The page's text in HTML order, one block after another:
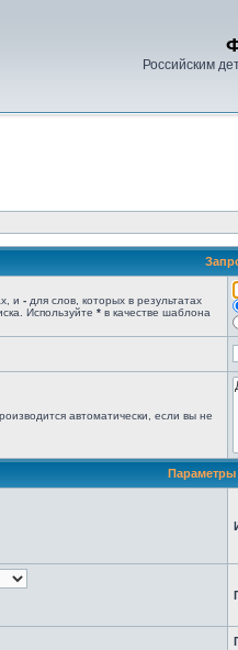
Российским
и - для слов, которых в результатах
Используйте * в качестве шаблона
автоматически, если вы не
Параметры